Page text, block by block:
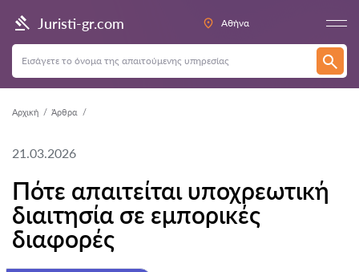
Juristi-gr.com Αθήνα
Αρχική Άρθρα
21.03.2026
Πότε απαιτείται υποχρεωτική
διαιτησία σε εμπορικές
διαφορές